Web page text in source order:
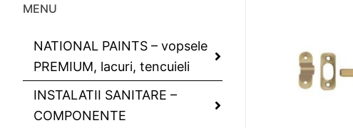
MENU
NATIONAL PAINTS – vopsele
PREMIUM, lacuri, tencuieli
INSTALATII SANITARE –
COMPONENTE